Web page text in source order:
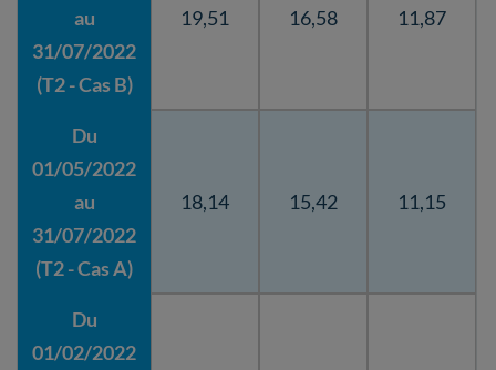
au
31/07/2022
(T2 - Cas B)
19,51 16,58 11,87
Du
01/05/2022
au
31/07/2022
(T2 - Cas A)
18,14 15,42 11,15
Du
01/02/2022